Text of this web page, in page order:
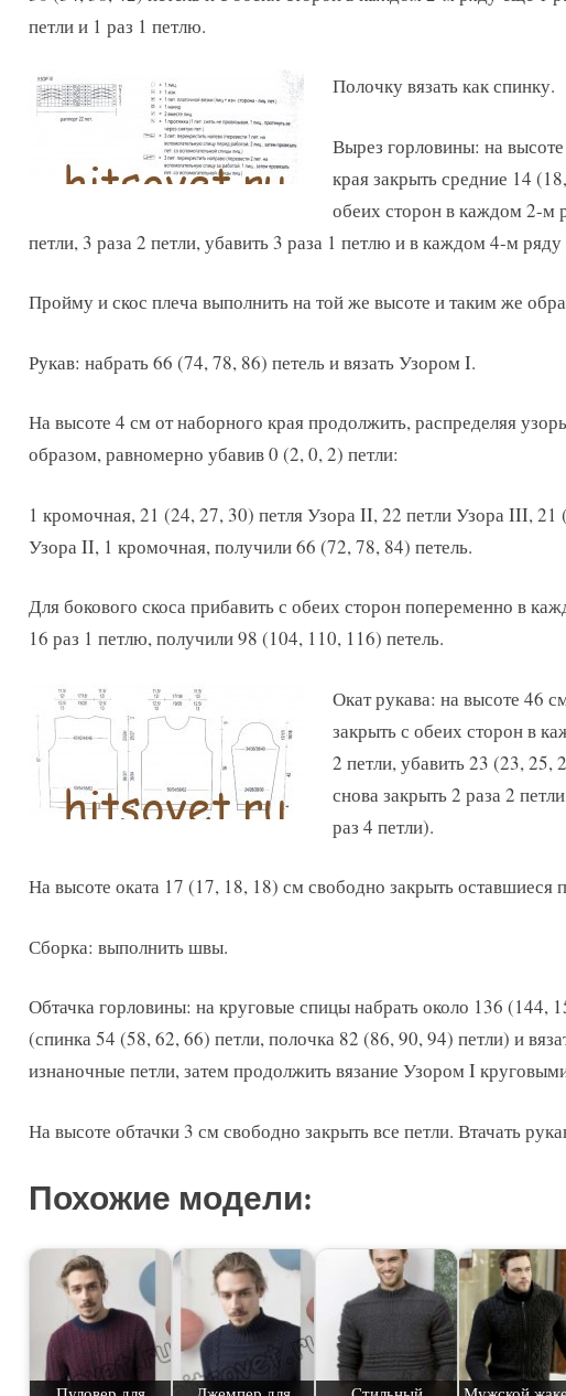
петли и 1 раз 1 петлю.
Полочку вязать как спинку.
Вырез горловины: на
края закрыть средние 14
обеих сторон в каждом 2-м
петли, 3 раза 2 петли, убавить 3 раза 1 петлю и в каждом 4-м
Пройму и скос плеча выполнить на той же высоте и таким же
Рукав: набрать 66 (74, 78, 86) петель и вязать Узором I.
На высоте 4 см от наборного края продолжить, распределяя
образом, равномерно убавив 0 (2, 0, 2) петли:
1 кромочная, 21 (24, 27, 30) петля Узора II, 22 петли Узора III, 21
Узора II, 1 кромочная, получили 66 (72, 78, 84) петель.
Для бокового скоса прибавить с обеих сторон попеременно в
16 раз 1 петлю, получили 98 (104, 110, 116) петель.
Окат рукава: на высоте 46
закрыть с обеих сторон в
2 петли, убавить 23 (23, 25,
снова закрыть 2 раза 2
раз 4 петли).
На высоте оката 17 (17, 18, 18) см свободно закрыть оставшиеся
Сборка: выполнить швы.
Обтачка горловины: на круговые спицы набрать около 136 (144,
(спинка 54 (58, 62, 66) петли, полочка 82 (86, 90, 94) петли) и
изнаночные петли, затем продолжить вязание Узором I
На высоте обтачки 3 см свободно закрыть все петли. Втачать
Похожие модели: